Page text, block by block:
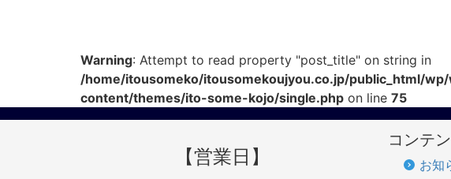
Warning: Attempt to read property "post_title" on string in
/home/itousomeko/itousomekoujyou.co.jp/public_html/
content/themes/ito-some-kojo/single.php on line 75
【営業日】
コンテ
お知